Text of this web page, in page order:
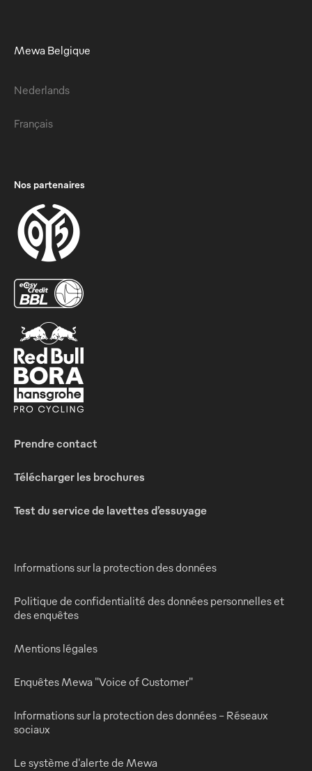
Mewa Belgique
Nederlands
Français
Nos partenaires
Prendre contact
Télécharger les brochures
Test du service de lavettes d’essuyage
Informations sur la protection des données
Politique de confidentialité des données personnelles et
des enquêtes
Mentions légales
Enquêtes Mewa "Voice of Customer"
Informations sur la protection des données - Réseaux
sociaux
Le système d'alerte de Mewa